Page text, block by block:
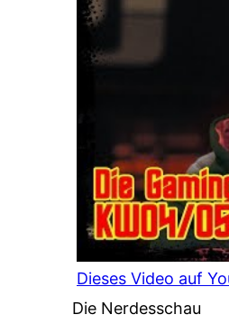
Dieses Video auf
Die Nerdesschau